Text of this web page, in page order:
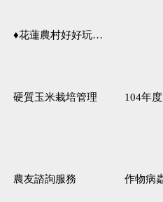
♦花蓮農村好好玩♦「原、生、慢、活」四條遊程推薦
硬質玉米栽培管理 104年
農友諮詢服務 作物病蟲